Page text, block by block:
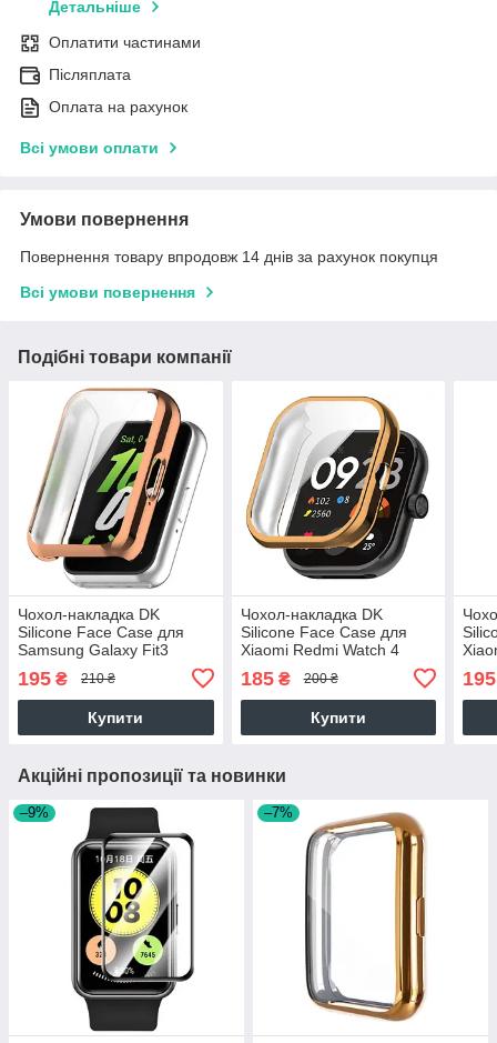
Детальніше
Оплатити частинами
Післяплата
Оплата на рахунок
Всі умови оплати
Умови повернення
Повернення товару впродовж 14 днів за рахунок покупця
Всі умови повернення
Подібні товари компанії
Чохол-накладка DK
Silicone Face Case для
Samsung Galaxy Fit3
195 ₴ 210 ₴
Купити
Чохол-накладка DK
Silicone Face Case для
Xiaomi Redmi Watch 4
185₴ 200 ₴
Купити
195
Акційні пропозиції та новинки
–9% –7%